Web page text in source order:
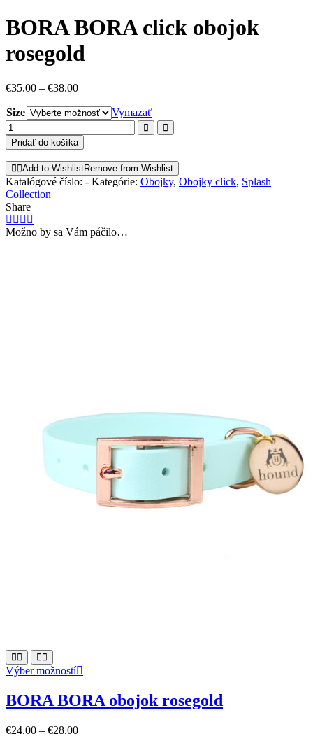
BORA BORA click obojok
rosegold
€35.00 – €38.00
Size
Vymazať
množstvo
BORA
BORA
click
obojok
rosegold
Pridať do košíka
Add to WishlistRemove from Wishlist
Katalógové číslo: - Kategórie: Obojky, Obojky click, Splash
Collection
Share
Možno by sa Vám páčilo…
Výber možností
has
multiple
BORA BORA obojok rosegold
€24.00 – €28.00